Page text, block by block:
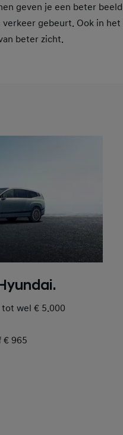
geven je een beter beeld
gebeurt. Ook in het
beter zicht.
wel € 5.000
€ 965